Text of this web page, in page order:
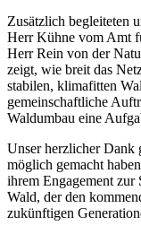
Zusätzlich begleiteten
Herr Kühne vom Amt
Herr Rein von der
zeigt, wie breit das
stabilen, klimafitten
gemeinschaftliche
Waldumbau eine
Unser herzlicher Dank
möglich gemacht
ihrem Engagement zur
Wald, der den
zukünftigen